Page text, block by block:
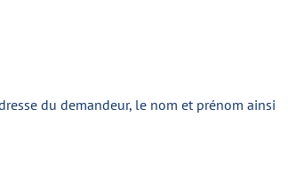
du demandeur, le nom et prénom ainsi